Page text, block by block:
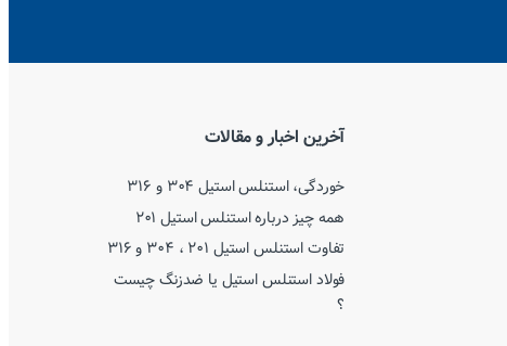
آخرین اخبار و مقالات
خوردگی، استنلس استیل ۳۰۴ و ۳۱۶
همه چیز درباره استنلس استیل ۲۰۱
تفاوت استنلس استیل ۲۰۱ ، ۳۰۴ و ۳۱۶
فولاد استنلس استیل یا ضدزنگ چیست
؟